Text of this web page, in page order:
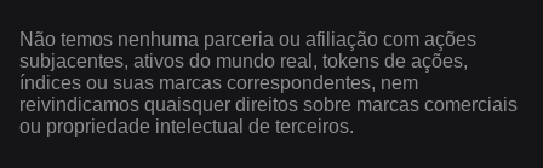
Não temos nenhuma parceria ou afiliação com ações
subjacentes, ativos do mundo real, tokens de ações,
índices ou suas marcas correspondentes, nem
reivindicamos quaisquer direitos sobre marcas comerciais
ou propriedade intelectual de terceiros.